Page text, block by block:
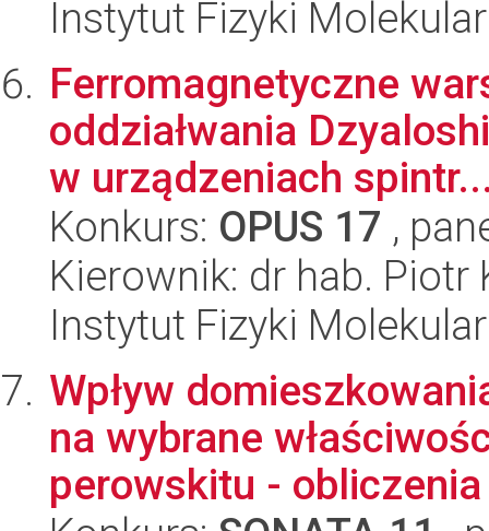
Instytut Fizyki
Ferromagnetyczne
oddziałwania
w urządzeniach
Konkurs: OPUS 17 ,
Kierownik: dr hab. Piotr
Instytut Fizyki
Wpływ
na wybrane
perowskitu -